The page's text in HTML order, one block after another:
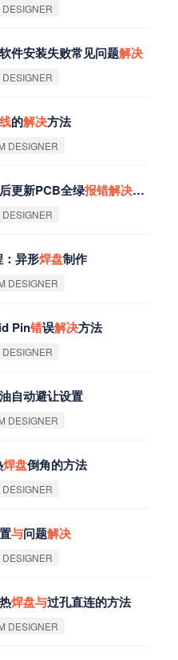
件安装失败常见问题解决
线的解决方法
DESIGNER
更新PCB全绿报错解决方法
异形焊盘制作
DESIGNER
Pin错误解决方法
自动避让设置
DESIGNER
焊盘倒角的方法
与问题解决
焊盘与过孔直连的方法
DESIGNER